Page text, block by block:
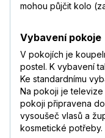
mohou půjčit kolo
Vybavení pokoje
V pokojích je
postel. K vybavení
Ke standardnímu
Na pokoji je televize
pokoji připravena
vysoušeč vlasů a
kosmetické